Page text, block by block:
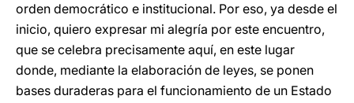
orden democrático e institucional. Por eso, ya desde el
inicio, quiero expresar mi alegría por este encuentro,
que se celebra precisamente aquí, en este lugar
donde, mediante la elaboración de leyes, se ponen
bases duraderas para el funcionamiento de un Estado